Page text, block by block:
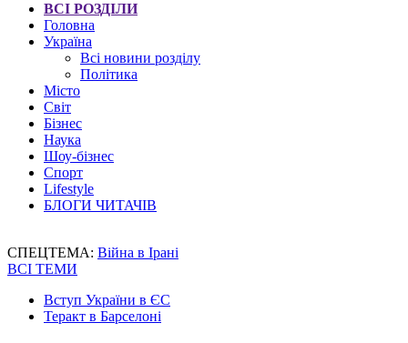
ВСІ РОЗДІЛИ
Головна
Україна
Всі новини розділу
Політика
Місто
Світ
Бізнес
Наука
Шоу-бізнес
Спорт
Lifestyle
БЛОГИ ЧИТАЧІВ
СПЕЦТЕМА: Війна в Ірані
ВСІ ТЕМИ
Вступ України в ЄС
Теракт в Барселоні